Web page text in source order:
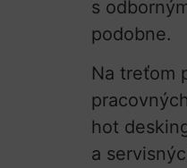
s
podobne.
Na treťom
hot
a